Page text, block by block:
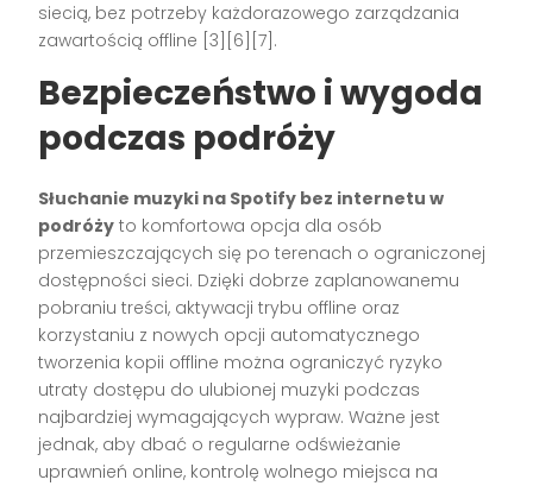
siecią, bez potrzeby każdorazowego zarządzania
zawartością offline [3][6][7].
Bezpieczeństwo i wygoda
podczas podróży
Słuchanie muzyki na Spotify bez internetu w
podróży to komfortowa opcja dla osób
przemieszczających się po terenach o ograniczonej
dostępności sieci. Dzięki dobrze zaplanowanemu
pobraniu treści, aktywacji trybu offline oraz
korzystaniu z nowych opcji automatycznego
tworzenia kopii offline można ograniczyć ryzyko
utraty dostępu do ulubionej muzyki podczas
najbardziej wymagających wypraw. Ważne jest
jednak, aby dbać o regularne odświeżanie
uprawnień online, kontrolę wolnego miejsca na